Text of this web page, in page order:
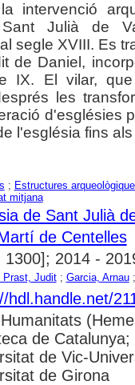
intervenció
Sant Julià de
segle XVIII. Es
de Daniel,
IX. El vilar,
les
d'esglésies
l'església fins
; Estructures
mitjana
de Sant Julià
de Centelles
1300]; 2014 -
Prast, Judit; Garcia, Arnau
hdl.handle.net/
de
de Vic-
de Girona